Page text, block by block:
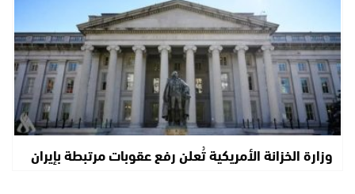
وزارة الخزانة الأمريكية تُعلن رفع عقوبات مرتبطة بإيران